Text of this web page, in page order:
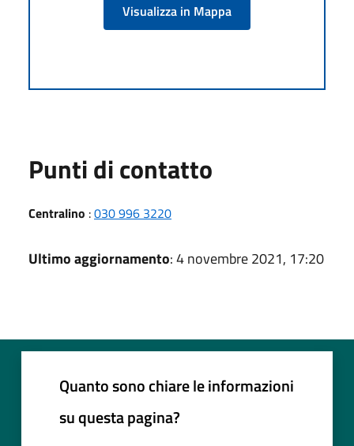
Visualizza in Mappa
Punti di contatto
Centralino :030 996 3220
Ultimo aggiornamento: 4 novembre 2021, 17:20
Quanto sono chiare le informazioni
su questa pagina?